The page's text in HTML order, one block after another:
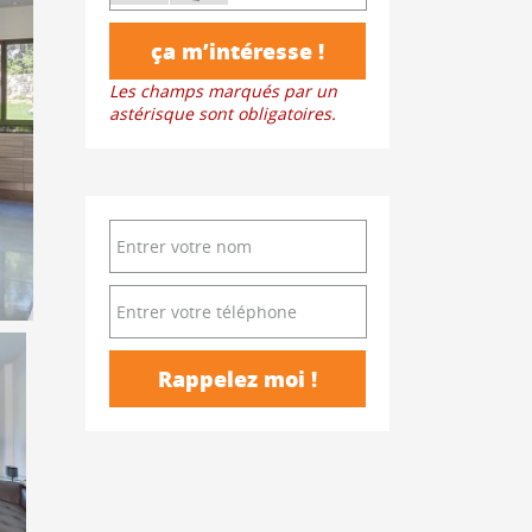
Les champs marqués par un
astérisque sont obligatoires.